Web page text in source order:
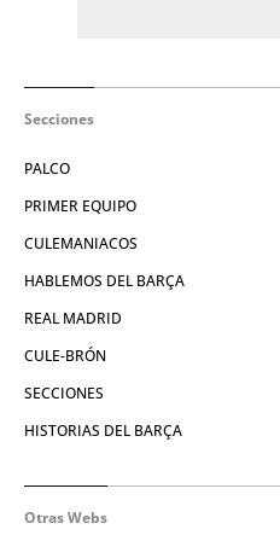
Secciones
PALCO
PRIMER EQUIPO
CULEMANIACOS
HABLEMOS DEL BARÇA
REAL MADRID
CULE-BRÓN
SECCIONES
HISTORIAS DEL BARÇA
Otras Webs